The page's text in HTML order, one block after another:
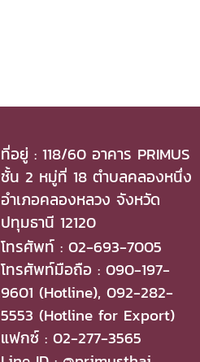
ที่อยู่ : 118/60 อาคาร PRIMUS
ชั้น 2 หมู่ที่ 18 ตำบลคลองหนึ่ง
อำเภอคลองหลวง จังหวัด
ปทุมธานี 12120
โทรศัพท์ : 02-693-7005
โทรศัพท์มือถือ : 090-197-
9601 (Hotline), 092-282-
5553 (Hotline for Export)
แฟกซ์ : 02-277-3565